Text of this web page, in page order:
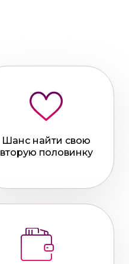
Шанс найти свою
вторую половинку